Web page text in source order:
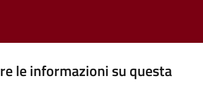
le informazioni su questa